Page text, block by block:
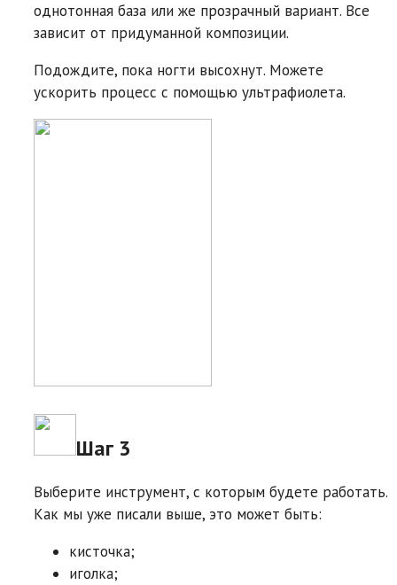
однотонная база или же прозрачный вариант. Все
зависит от придуманной композиции.
Подождите, пока ногти высохнут. Можете
ускорить процесс с помощью ультрафиолета.
Шаг 3
Выберите инструмент, с которым будете работать.
Как мы уже писали выше, это может быть:
кисточка;
иголка;